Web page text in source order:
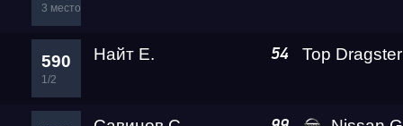
3 место
590
1/2
Найт Е. 54